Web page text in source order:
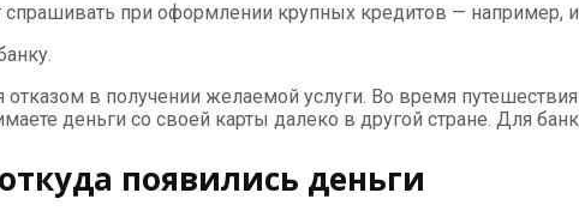
при оформлении крупных кредитов — например,
в получении желаемой услуги. Во время
деньги со своей карты далеко в другой стране. Для
появились деньги